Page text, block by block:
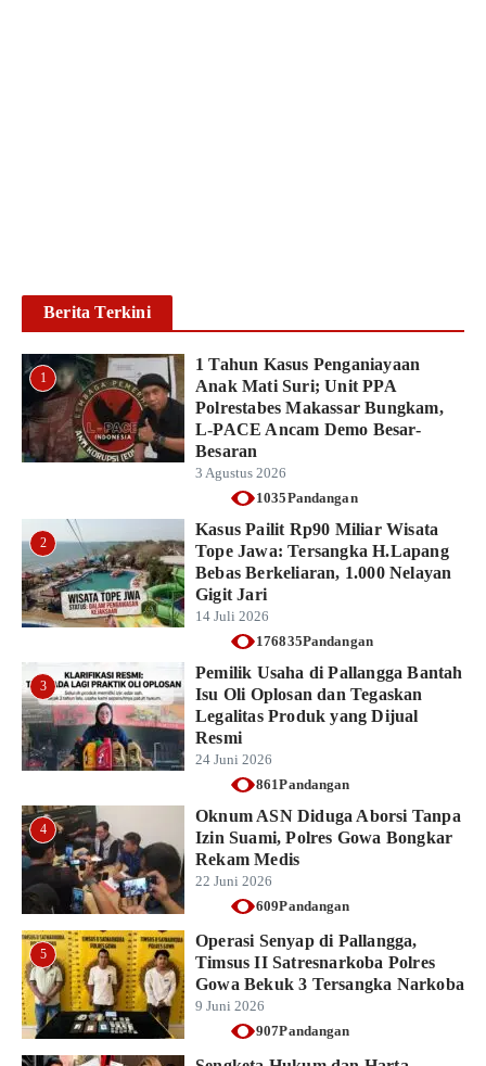
Berita Terkini
1
1 Tahun Kasus Penganiayaan
Anak Mati Suri; Unit PPA
Polrestabes Makassar Bungkam,
L-PACE Ancam Demo Besar-
Besaran
3 Agustus 2026
1035Pandangan
2
Kasus Pailit Rp90 Miliar Wisata
Tope Jawa: Tersangka H.Lapang
Bebas Berkeliaran, 1.000 Nelayan
Gigit Jari
14 Juli 2026
176835Pandangan
3
Pemilik Usaha di Pallangga Bantah
Isu Oli Oplosan dan Tegaskan
Legalitas Produk yang Dijual
Resmi
24 Juni 2026
861Pandangan
4
Oknum ASN Diduga Aborsi Tanpa
Izin Suami, Polres Gowa Bongkar
Rekam Medis
22 Juni 2026
609Pandangan
5
Operasi Senyap di Pallangga,
Timsus II Satresnarkoba Polres
Gowa Bekuk 3 Tersangka Narkoba
9 Juni 2026
907Pandangan